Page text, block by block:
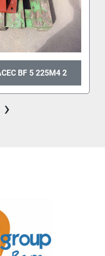
BF 5 225M4 2
›